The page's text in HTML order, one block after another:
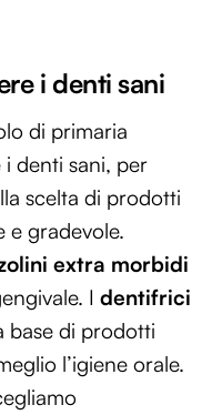
i denti sani
di primaria
denti sani, per
scelta di prodotti
e gradevole.
extra morbidi
I dentifrici
base di prodotti
l’igiene orale.